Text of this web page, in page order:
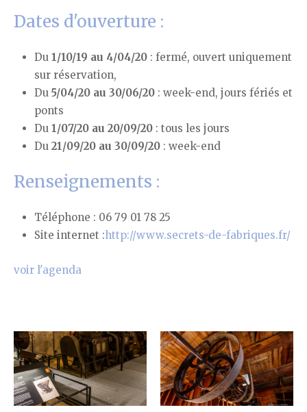
Dates d'ouverture :
Du 1/10/19 au 4/04/20 : fermé, ouvert uniquement
sur réservation,
Du 5/04/20 au 30/06/20 : week-end, jours fériés et
ponts
Du 1/07/20 au 20/09/20 : tous les jours
Du 21/09/20 au 30/09/20 : week-end
Renseignements :
Téléphone : 06 79 01 78 25
Site internet :http://www.secrets-de-fabriques.fr/
voir l'agenda